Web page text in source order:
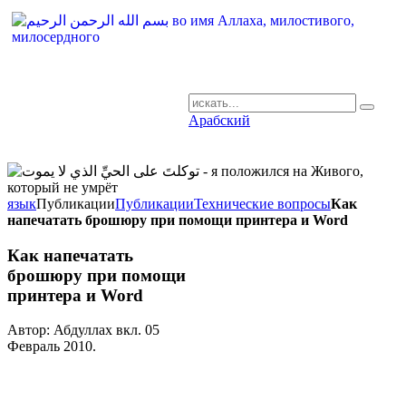
Арабский
языкПубликацииПубликацииТехнические вопросыКак
напечатать брошюру при помощи принтера и Word
Как напечатать
брошюру при помощи
принтера и Word
Автор: Абдуллах вкл. 05
Февраль 2010.